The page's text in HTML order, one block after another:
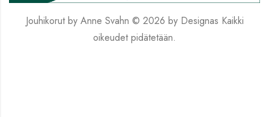
Jouhikorut by Anne Svahn © 2026 by Designas Kaikki
oikeudet pidätetään.